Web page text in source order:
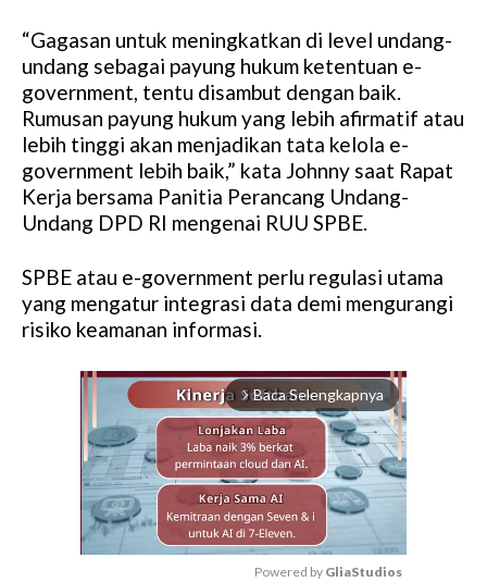
“Gagasan untuk meningkatkan di level undang-
undang sebagai payung hukum ketentuan e-
government, tentu disambut dengan baik.
Rumusan payung hukum yang lebih afirmatif atau
lebih tinggi akan menjadikan tata kelola e-
government lebih baik,” kata Johnny saat Rapat
Kerja bersama Panitia Perancang Undang-
Undang DPD RI mengenai RUU SPBE.
SPBE atau e-government perlu regulasi utama
yang mengatur integrasi data demi mengurangi
risiko keamanan informasi.
arrow_forward_ios Baca Selengkapnya
Powered by GliaStudios